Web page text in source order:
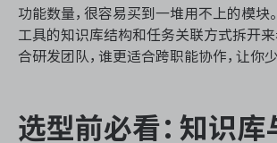
功能数量，很容易买到一堆用不上的模块
工具的知识库结构和任务关联方式拆开来
合研发团队，谁更适合跨职能协作，让你少
选型前必看：知识库